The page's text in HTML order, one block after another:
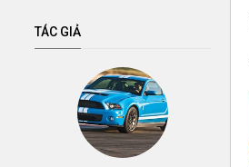
TÁC GIẢ